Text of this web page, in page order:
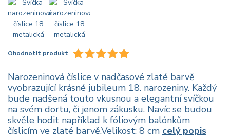
Ohodnotit produkt
Narozeninová číslice v nadčasové zlaté barvě
vyobrazující krásné jubileum 18. narozeniny. Každý
bude nadšená touto vkusnou a elegantní svíčkou
na svém dortu, či jenom zákusku. Navíc se budou
skvěle hodit například k fóliovým balónkům
číslicím ve zlaté barvě.Velikost: 8 cm celý popis